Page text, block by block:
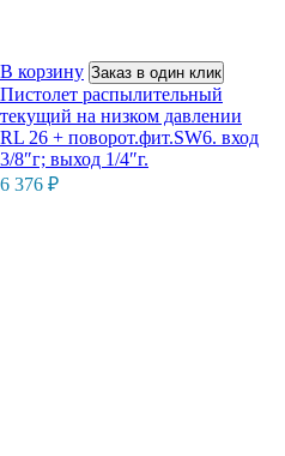
В корзину Заказ в один клик
Пистолет распылительный
текущий на низком давлении
RL 26 + поворот.фит.SW6. вход
3/8″г; выход 1/4″г.
6 376 ₽